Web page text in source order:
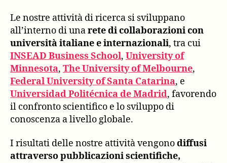
Le nostre attività di ricerca si sviluppano
all’interno di unarete di collaborazioni con
università italiane e internazionali, tra cui
INSEAD Business School, University of
Minnesota, The University of Melbourne,
Federal University of Santa Catarina, e
Universidad Politécnica de Madrid, favorendo
il confronto scientifico e lo sviluppo di
conoscenza a livello globale.
I risultati delle nostre attività vengonodiffusi
attraverso pubblicazioni scientifiche,